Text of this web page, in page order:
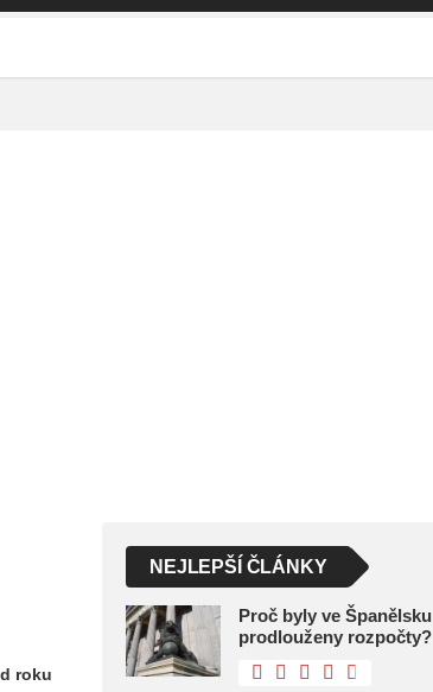
roku
NEJLEPŠÍ ČLÁNKY
Proč byly ve Španělsku
prodlouženy rozpočty?